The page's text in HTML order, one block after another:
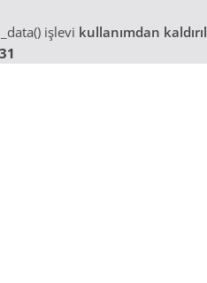
işlevi kullanımdan